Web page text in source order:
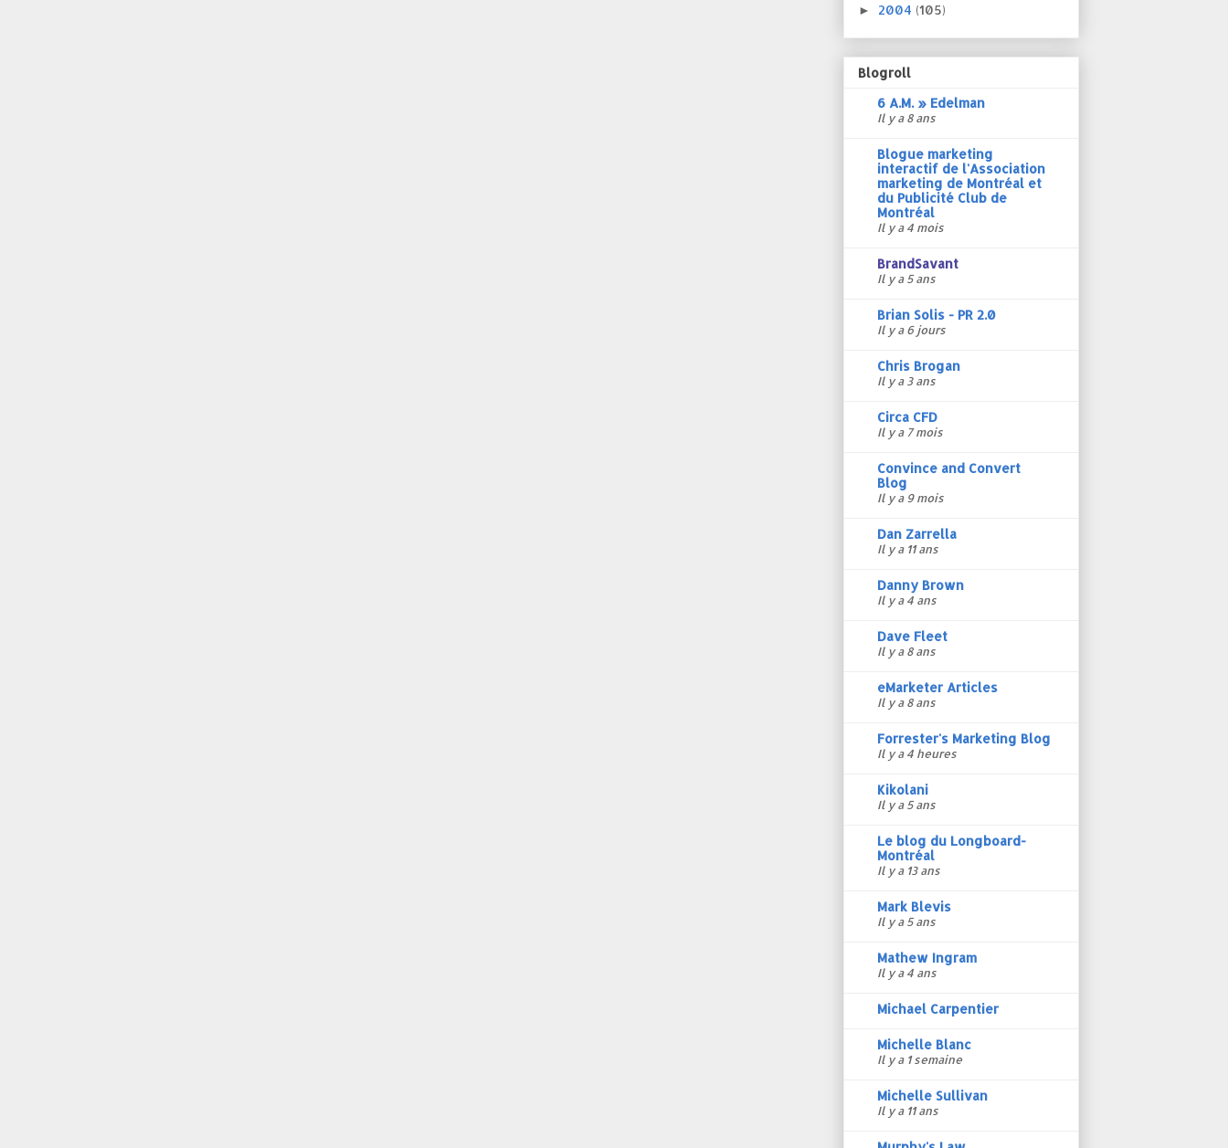
► 2004 (105)
Blogroll
6 A.M. » Edelman
Il y a 8 ans
Blogue marketing
interactif de l'Association
marketing de Montréal et
du Publicité Club de
Montréal
Il y a 4 mois
BrandSavant
Il y a 5 ans
Brian Solis - PR 2.0
Il y a 6 jours
Chris Brogan
Il y a 3 ans
Circa CFD
Il y a 7 mois
Convince and Convert
Blog
Il y a 9 mois
Dan Zarrella
Il y a 11 ans
Danny Brown
Il y a 4 ans
Dave Fleet
Il y a 8 ans
eMarketer Articles
Il y a 8 ans
Forrester's Marketing Blog
Il y a 4 heures
Kikolani
Il y a 5 ans
Le blog du Longboard-
Montréal
Il y a 13 ans
Mark Blevis
Il y a 5 ans
Mathew Ingram
Il y a 4 ans
Michael Carpentier
Michelle Blanc
Il y a 1 semaine
Michelle Sullivan
Il y a 11 ans